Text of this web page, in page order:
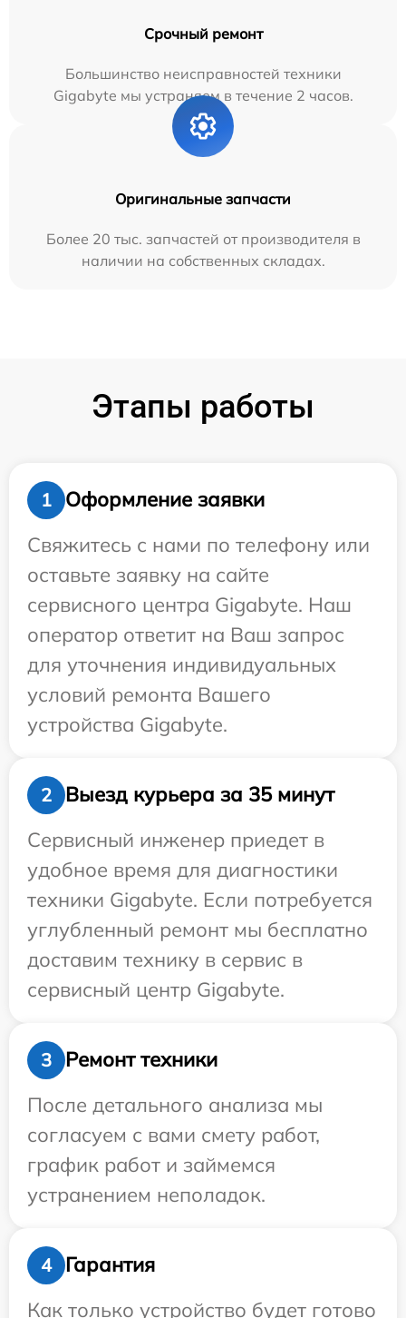
Срочный ремонт
Большинство неисправностей техники
Gigabyte мы устраняем в течение 2 часов.
Оригинальные запчасти
Более 20 тыс. запчастей от производителя в
наличии на собственных складах.
Этапы работы
1
Оформление заявки
Свяжитесь с нами по телефону или
оставьте заявку на сайте
сервисного центра Gigabyte. Наш
оператор ответит на Ваш запрос
для уточнения индивидуальных
условий ремонта Вашего
устройства Gigabyte.
2
Выезд курьера за 35 минут
Сервисный инженер приедет в
удобное время для диагностики
техники Gigabyte. Если потребуется
углубленный ремонт мы бесплатно
доставим технику в сервис в
сервисный центр Gigabyte.
3
Ремонт техники
После детального анализа мы
согласуем с вами смету работ,
график работ и займемся
устранением неполадок.
4
Гарантия
Как только устройство будет готово